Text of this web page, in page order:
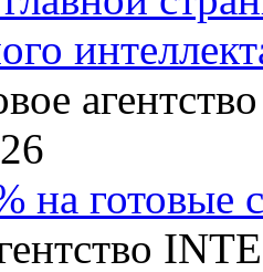
на готовые